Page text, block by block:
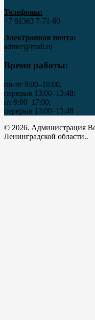
Телефоны:
+7 81363 7‑71-60
Электронная почта:
admvr@mail.ru
Время работы:
пн-чт 9:00–18:00,
перерыв 13:00–13:48;
пт 9:00–17:00,
перерыв 13:00–13:48
© 2026. Администрация
Ленинградской области..